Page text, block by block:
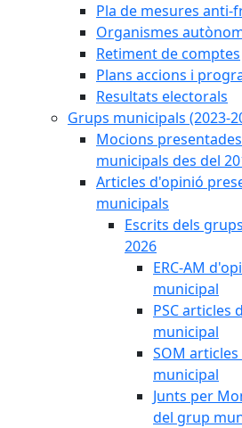
Pla de mesures anti-
Organismes
Retiment de comptes
Plans accions i
Resultats electorals
Grups municipals (2023-
Mocions
municipals des del
Articles d'opinió
municipals
Escrits dels
2026
ERC-AM
municipal
PSC articles
municipal
SOM
municipal
Junts per
del grup